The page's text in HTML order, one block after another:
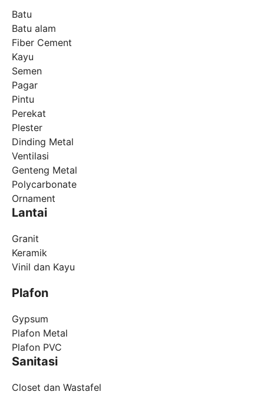
Batu
Batu alam
Fiber Cement
Kayu
Semen
Pagar
Pintu
Perekat
Plester
Dinding Metal
Ventilasi
Genteng Metal
Polycarbonate
Ornament
Lantai
Granit
Keramik
Vinil dan Kayu
Plafon
Gypsum
Plafon Metal
Plafon PVC
Sanitasi
Closet dan Wastafel